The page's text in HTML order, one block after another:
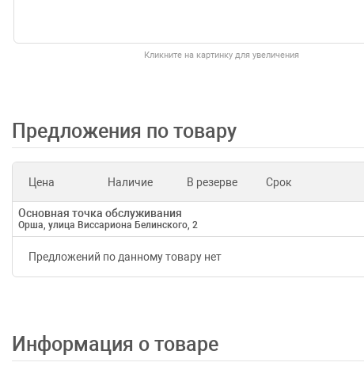
Кликните на картинку для увеличения
Предложения по товару
Цена Наличие В резерве Срок
Основная точка обслуживания
Орша, улица Виссариона Белинского, 2
Предложений по данному товару нет
Информация о товаре